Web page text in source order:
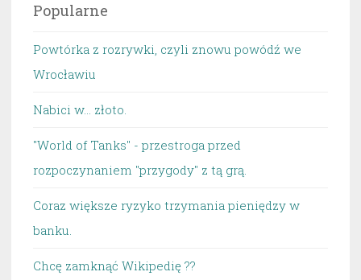
Popularne
Powtórka z rozrywki, czyli znowu powódź we
Wrocławiu
Nabici w... złoto.
"World of Tanks" - przestroga przed
rozpoczynaniem "przygody" z tą grą.
Coraz większe ryzyko trzymania pieniędzy w
banku.
Chcę zamknąć Wikipedię ??